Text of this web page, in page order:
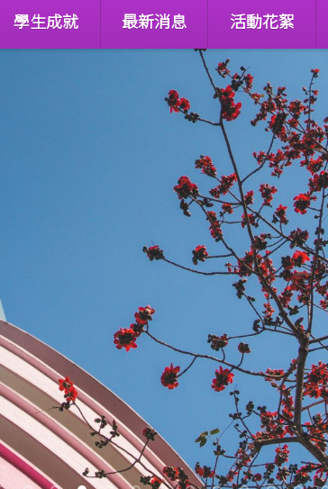
學生成就 最新消息 活動花絮